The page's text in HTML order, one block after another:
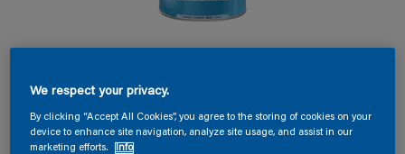
Permacryl Satin
A5.13.21
Kleur wijzigen
We respect your privacy.
By clicking “Accept All Cookies”, you agree to the storing of cookies on your
device to enhance site navigation, analyze site usage, and assist in our
marketing efforts.
Info